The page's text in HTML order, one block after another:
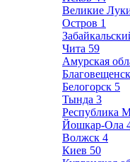
Великие
Остров 1
Чита 59
Амурская
Благовещенск
Белогорск 5
Тында 3
Республика
Йошкар-Ола
Волжск 4
Киев 50